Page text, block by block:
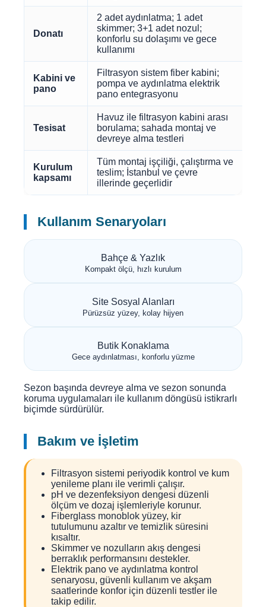
Donatı
2 adet aydınlatma; 1 adet
skimmer; 3+1 adet nozul;
konforlu su dolaşımı ve gece
kullanımı
Kabini ve
pano
Filtrasyon sistem fiber kabini;
pompa ve aydınlatma elektrik
pano entegrasyonu
Tesisat
Havuz ile filtrasyon kabini arası
borulama; sahada montaj ve
devreye alma testleri
Kurulum
kapsamı
Tüm montaj işçiliği, çalıştırma ve
teslim; İstanbul ve çevre
illerinde geçerlidir
Kullanım Senaryoları
Bahçe & Yazlık
Kompakt ölçü, hızlı kurulum
Site Sosyal Alanları
Pürüzsüz yüzey, kolay hijyen
Butik Konaklama
Gece aydınlatması, konforlu yüzme
Sezon başında devreye alma ve sezon sonunda
koruma uygulamaları ile kullanım döngüsü istikrarlı
biçimde sürdürülür.
Bakım ve İşletim
Filtrasyon sistemi periyodik kontrol ve kum
yenileme planı ile verimli çalışır.
pH ve dezenfeksiyon dengesi düzenli
ölçüm ve dozaj işlemleriyle korunur.
Fiberglass monoblok yüzey, kir
tutulumunu azaltır ve temizlik süresini
kısaltır.
Skimmer ve nozulların akış dengesi
berraklık performansını destekler.
Elektrik pano ve aydınlatma kontrol
senaryosu, güvenli kullanım ve akşam
saatlerinde konfor için düzenli testler ile
takip edilir.